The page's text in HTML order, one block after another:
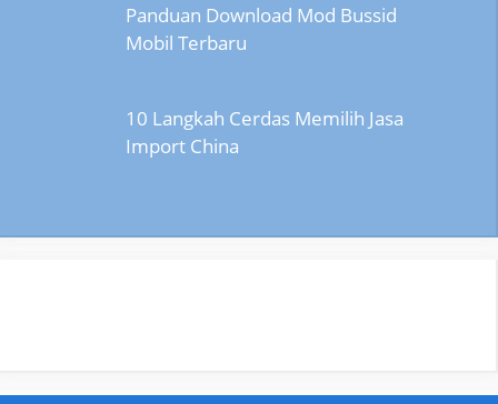
Panduan Download Mod Bussid
Mobil Terbaru
10 Langkah Cerdas Memilih Jasa
Import China